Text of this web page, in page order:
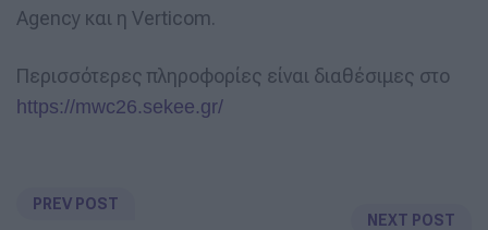
Agency και η Verticom.
Περισσότερες πληροφορίες είναι διαθέσιμες στο
https://mwc26.sekee.gr/
PREV POST
NEXT POST